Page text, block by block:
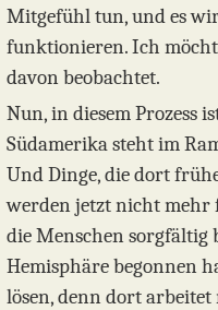
Mitgefühl tun, und es
funktionieren. Ich
davon beobachtet.
Nun, in diesem Prozess
Südamerika steht im
Und Dinge, die dort
werden jetzt nicht mehr
die Menschen sorgfältig
Hemisphäre begonnen
lösen, denn dort